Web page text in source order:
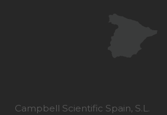
Campbell Scientific Spain, S.L.